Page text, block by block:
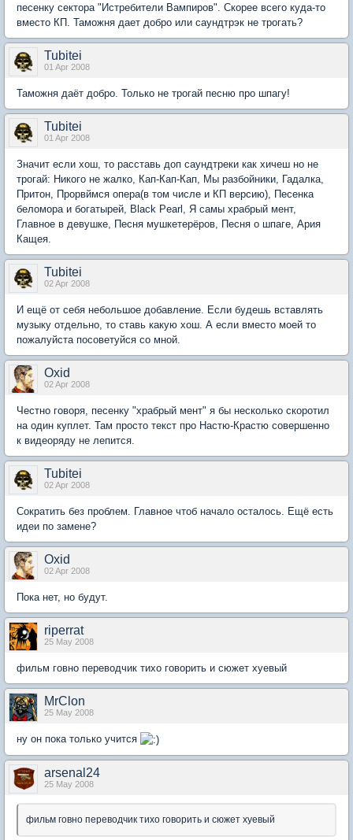
песенку сектора "Истребители Вампиров". Скорее всего куда-то
вместо КП. Таможня дает добро или саундтрэк не трогать?
Tubitei
01 Apr 2008
Таможня даёт добро. Только не трогай песню про шпагу!
Tubitei
01 Apr 2008
Значит если хош, то расставь доп саундтреки как хичеш но не
трогай: Никого не жалко, Кап-Кап-Кап, Мы разбойники, Гадалка,
Притон, Прорвймся опера(в том числе и КП версию), Песенка
беломора и богатырей, Black Pearl, Я самы храбрый мент,
Главное в девушке, Песня мушкетерёров, Песня о шпаге, Ария
Кащея.
Tubitei
02 Apr 2008
И ещё от себя небольшое добавление. Если будешь вставлять
музыку отдельно, то ставь какую хош. А если вместо моей то
пожалуйста посоветуйся со мной.
Oxid
02 Apr 2008
Честно говоря, песенку "храбрый мент" я бы несколько скоротил
на один куплет. Там просто текст про Настю-Крастю совершенно
к видеоряду не лепится.
Tubitei
02 Apr 2008
Сократить без проблем. Главное чтоб начало осталось. Ещё есть
идеи по замене?
Oxid
02 Apr 2008
Пока нет, но будут.
riperrat
25 May 2008
фильм говно переводчик тихо говорить и сюжет хуевый
MrClon
25 May 2008
ну он пока только учится
arsenal24
25 May 2008
фильм говно переводчик тихо говорить и сюжет хуевый